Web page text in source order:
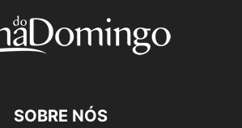
SOBRE NÓS